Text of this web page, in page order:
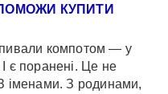
КУПИТИ
компотом — у
є поранені. Це не
іменами. З родинами,